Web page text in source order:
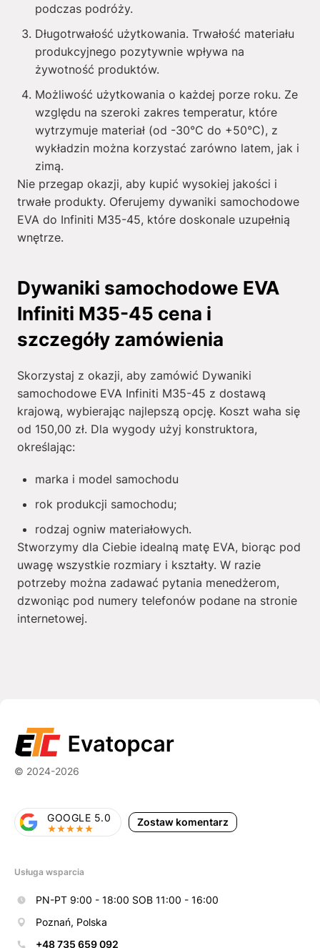
podczas podróży.
Długotrwałość użytkowania. Trwałość materiału
produkcyjnego pozytywnie wpływa na
żywotność produktów.
Możliwość użytkowania o każdej porze roku. Ze
względu na szeroki zakres temperatur, które
wytrzymuje materiał (od -30°C do +50°C), z
wykładzin można korzystać zarówno latem, jak i
zimą.
Nie przegap okazji, aby kupić wysokiej jakości i
trwałe produkty. Oferujemy dywaniki samochodowe
EVA do Infiniti M35-45, które doskonale uzupełnią
wnętrze.
Dywaniki samochodowe EVA
Infiniti M35-45 cena i
szczegóły zamówienia
Skorzystaj z okazji, aby zamówić Dywaniki
samochodowe EVA Infiniti M35-45 z dostawą
krajową, wybierając najlepszą opcję. Koszt waha się
od 150,00 zł. Dla wygody użyj konstruktora,
określając:
marka i model samochodu
rok produkcji samochodu;
rodzaj ogniw materiałowych.
Stworzymy dla Ciebie idealną matę EVA, biorąc pod
uwagę wszystkie rozmiary i kształty. W razie
potrzeby można zadawać pytania menedżerom,
dzwoniąc pod numery telefonów podane na stronie
internetowej.
© 2024-2026
Zostaw komentarz
GOOGLE 5.0
Usługa wsparcia
PN-PT 9:00 - 18:00 SOB 11:00 - 16:00
Poznań, Polska
+48 735 659 092